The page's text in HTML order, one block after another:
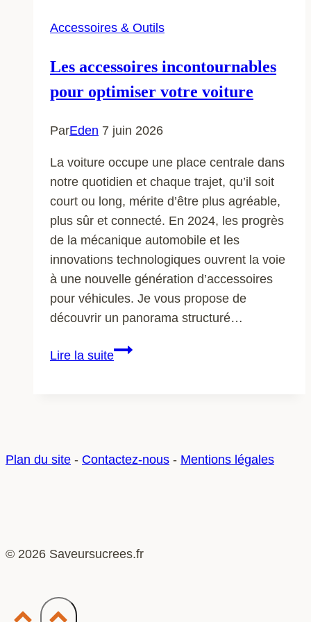
Accessoires & Outils
Les accessoires incontournables
pour optimiser votre voiture
ParEden 7 juin 2026
La voiture occupe une place centrale dans
notre quotidien et chaque trajet, qu’il soit
court ou long, mérite d’être plus agréable,
plus sûr et connecté. En 2024, les progrès
de la mécanique automobile et les
innovations technologiques ouvrent la voie
à une nouvelle génération d’accessoires
pour véhicules. Je vous propose de
découvrir un panorama structuré…
Lire la suiteLes
voiture
Plan du site - Contactez-nous - Mentions légales
© 2026 Saveursucrees.fr